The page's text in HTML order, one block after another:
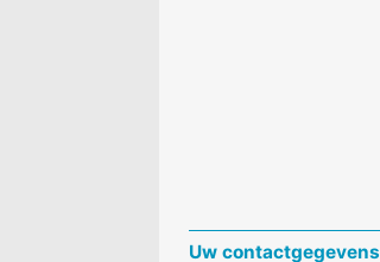
Uw contactgegevens